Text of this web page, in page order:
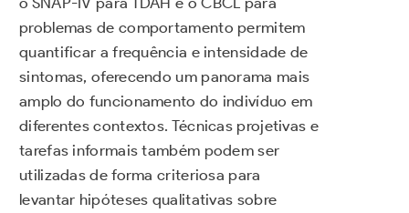
problemas de comportamento permitem
quantificar a frequência e intensidade de
sintomas, oferecendo um panorama mais
amplo do funcionamento do indivíduo em
diferentes contextos. Técnicas projetivas e
tarefas informais também podem ser
utilizadas de forma criteriosa para
levantar hipóteses qualitativas sobre